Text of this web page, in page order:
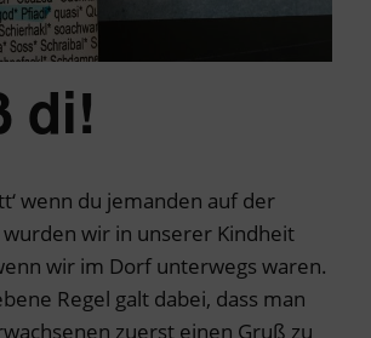
di!
wenn du jemanden auf der
wir in unserer Kindheit
wir im Dorf unterwegs waren.
Regel galt dabei, dass man
zuerst einen Gruß zu